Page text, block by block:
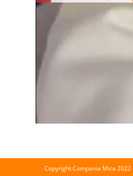
Copyright Compania Mica